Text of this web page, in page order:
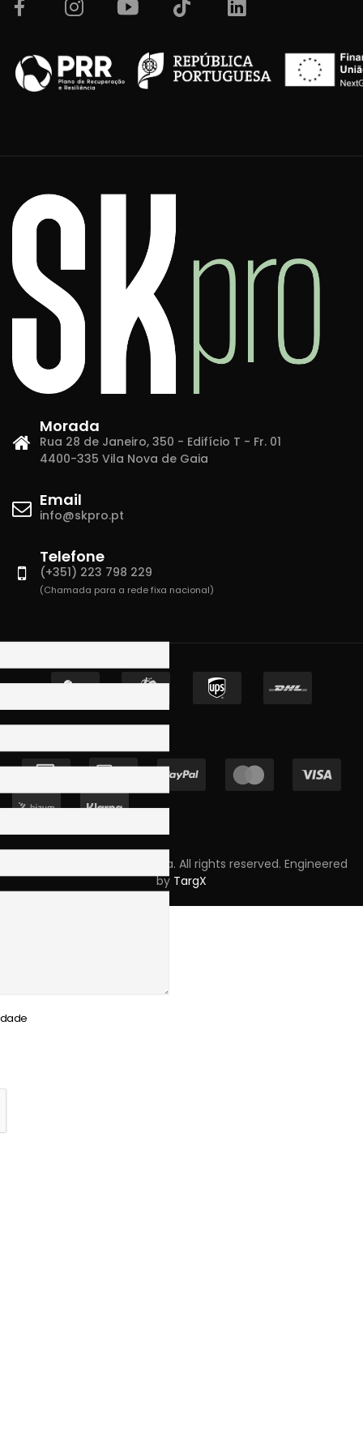
Morada
Rua 28 de Janeiro, 350 - Edifício T - Fr. 01
4400-335 Vila Nova de Gaia
Email
info@skpro.pt
Telefone
(+351) 223 798 229
(Chamada para a rede fixa nacional)
Copyright © 2023 Skpro, Lda. All rights reserved. Engineered
by TargX